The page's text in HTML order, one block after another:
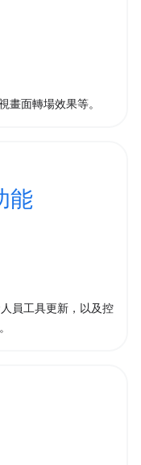
畫面轉場效果等。
能
員工具更新，以及控